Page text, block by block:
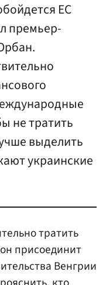
ЕС
премьер-
не тратить
выделить
украинские
тратить
присоединит
Венгрии